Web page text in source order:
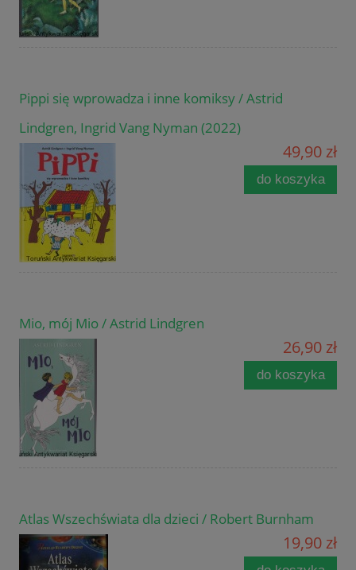
Pippi się wprowadza i inne komiksy / Astrid
Lindgren, Ingrid Vang Nyman (2022)
49,90 zł
do koszyka
Mio, mój Mio / Astrid Lindgren
26,90 zł
do koszyka
Atlas Wszechświata dla dzieci / Robert Burnham
19,90 zł